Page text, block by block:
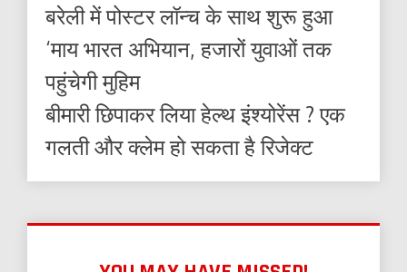
बरेली में पोस्टर लॉन्च के साथ शुरू हुआ
‘माय भारत अभियान, हजारों युवाओं तक
पहुंचेगी मुहिम
बीमारी छिपाकर लिया हेल्थ इंश्योरेंस ? एक
गलती और क्लेम हो सकता है रिजेक्ट